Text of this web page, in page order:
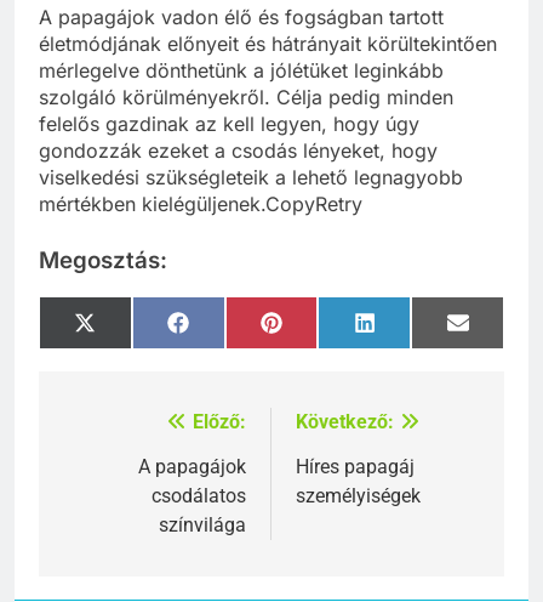
A papagájok vadon élő és fogságban tartott
életmódjának előnyeit és hátrányait körültekintően
mérlegelve dönthetünk a jólétüket leginkább
szolgáló körülményekről. Célja pedig minden
felelős gazdinak az kell legyen, hogy úgy
gondozzák ezeket a csodás lényeket, hogy
viselkedési szükségleteik a lehető legnagyobb
mértékben kielégüljenek.CopyRetry
Megosztás:
Share
on
X
(Twitter)
Share
on
FacebookShare
on
Pinterest Share
on
LinkedIn
Share
on
Email
Bejegyzés
navigáció
Előző:
A papagájok
csodálatos
színvilága
Következő:
Híres papagáj
személyiségek